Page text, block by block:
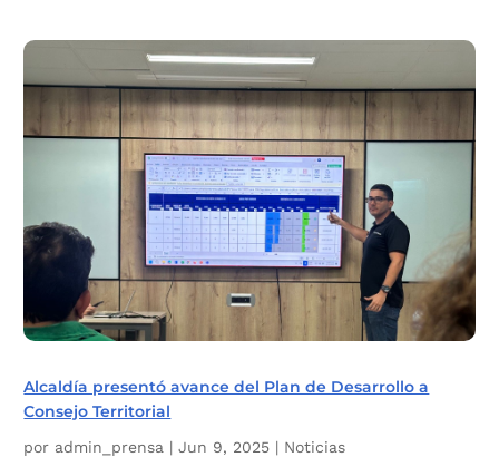
Alcaldía presentó avance del Plan de Desarrollo a
Consejo Territorial
por admin_prensa |Jun 9, 2025 | Noticias